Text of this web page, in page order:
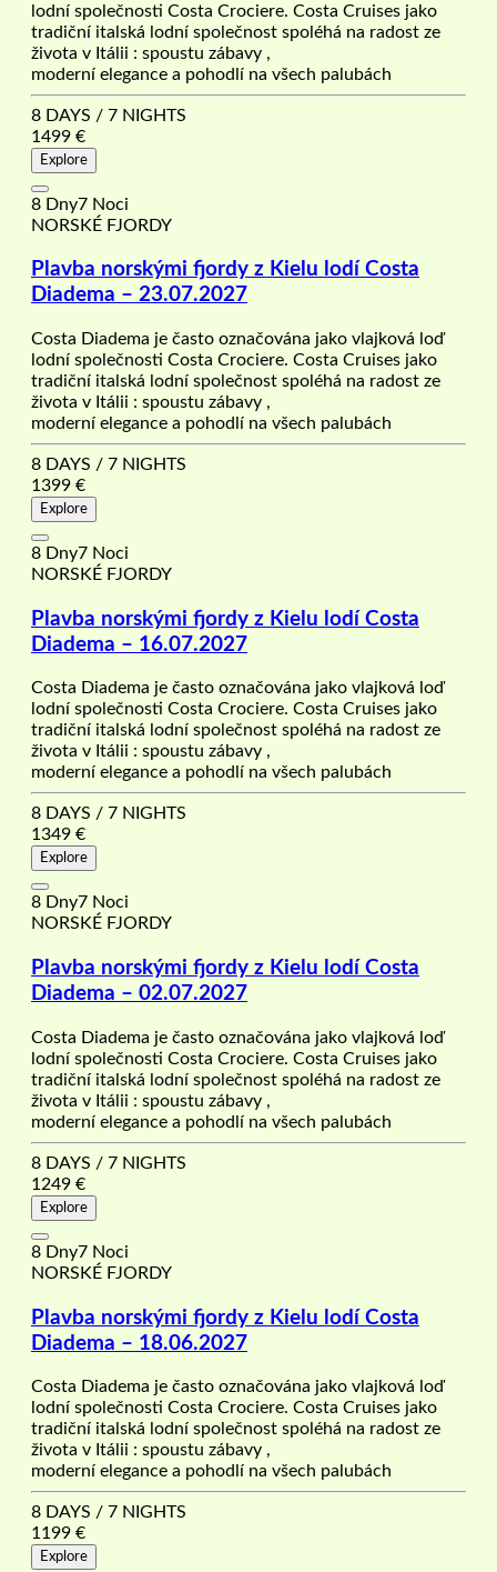
lodní společnosti Costa Crociere. Costa Cruises jako
tradiční italská lodní společnost spoléhá na radost ze
života v Itálii : spoustu zábavy ,
moderní elegance a pohodlí na všech palubách
8 DAYS / 7 NIGHTS
1499 €
Explore
8 Dny7 Noci
NORSKÉ FJORDY
Plavba norskými fjordy z Kielu lodí Costa
Diadema – 23.07.2027
Costa Diadema je často označována jako vlajková loď
lodní společnosti Costa Crociere. Costa Cruises jako
tradiční italská lodní společnost spoléhá na radost ze
života v Itálii : spoustu zábavy ,
moderní elegance a pohodlí na všech palubách
8 DAYS / 7 NIGHTS
1399 €
Explore
8 Dny7 Noci
NORSKÉ FJORDY
Plavba norskými fjordy z Kielu lodí Costa
Diadema – 16.07.2027
Costa Diadema je často označována jako vlajková loď
lodní společnosti Costa Crociere. Costa Cruises jako
tradiční italská lodní společnost spoléhá na radost ze
života v Itálii : spoustu zábavy ,
moderní elegance a pohodlí na všech palubách
8 DAYS / 7 NIGHTS
1349 €
Explore
8 Dny7 Noci
NORSKÉ FJORDY
Plavba norskými fjordy z Kielu lodí Costa
Diadema – 02.07.2027
Costa Diadema je často označována jako vlajková loď
lodní společnosti Costa Crociere. Costa Cruises jako
tradiční italská lodní společnost spoléhá na radost ze
života v Itálii : spoustu zábavy ,
moderní elegance a pohodlí na všech palubách
8 DAYS / 7 NIGHTS
1249 €
Explore
8 Dny7 Noci
NORSKÉ FJORDY
Plavba norskými fjordy z Kielu lodí Costa
Diadema – 18.06.2027
Costa Diadema je často označována jako vlajková loď
lodní společnosti Costa Crociere. Costa Cruises jako
tradiční italská lodní společnost spoléhá na radost ze
života v Itálii : spoustu zábavy ,
moderní elegance a pohodlí na všech palubách
8 DAYS / 7 NIGHTS
1199 €
Explore